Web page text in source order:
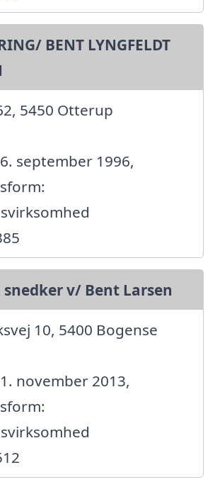
BENT LYNGFELDT
5450 Otterup
september 1996,
v/ Bent Larsen
10, 5400 Bogense
november 2013,